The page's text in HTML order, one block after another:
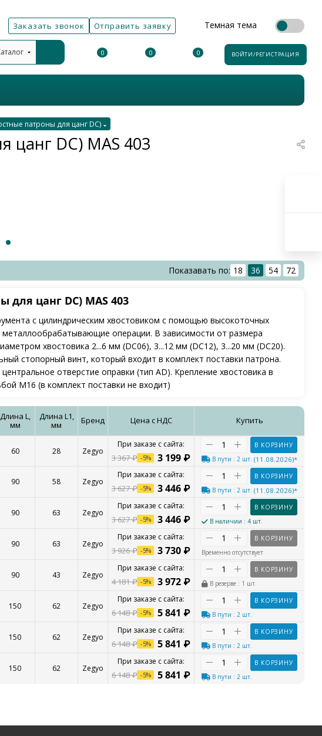
Заказать звонок Отправить заявку Темная тема
0 0 0 ВОЙТИ/РЕГИСТРАЦИЯ
цанг DC) MAS 403
патроны для цанг DC)
Показавать по: 18 36 54 72
для цанг DC) MAS 403
с цилиндрическим хвостовиком с помощью высокоточных
операции. В зависимости от размера
хвостовика 2...6 мм (DC06), 3...12 мм (DC12), 3...20 мм (DC20).
стопорный винт, который входит в комплект поставки патрона.
отверстие оправки (тип AD). Крепление хвостовика в
M16 (в комплект поставки не входит)
Длина L,
мм
Длина L1,
мм
Бренд Цена с НДС Купить
60 28 Zegyo
3 199 ₽
3 367₽ -5%
В КОРЗИНУ
В пути : 2 шт. (11.08.2026)*
90 58 Zegyo
3 446 ₽
3 627₽ -5%
В КОРЗИНУ
В пути : 2 шт. (11.08.2026)*
90 63 Zegyo
3 446 ₽
3 627₽ -5%
В КОРЗИНУ
В наличии : 4 шт.
90 63 Zegyo
3 730 ₽
3 926₽ -5%
В КОРЗИНУ
Временно отсутствует
90 43 Zegyo
3 972 ₽
4 181₽ -5%
В КОРЗИНУ
В резерве : 1 шт.
150 62 Zegyo
5 841 ₽
6 148₽ -5%
В КОРЗИНУ
В пути : 2 шт.
150 62 Zegyo
5 841 ₽
6 148₽ -5%
В КОРЗИНУ
В пути : 2 шт.
150 62 Zegyo
5 841 ₽
6 148₽ -5%
В КОРЗИНУ
В пути : 2 шт.